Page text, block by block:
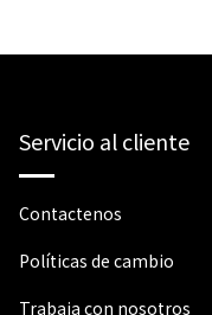
Servicio al cliente
Contactenos
Políticas de cambio
Trabaja con nosotros